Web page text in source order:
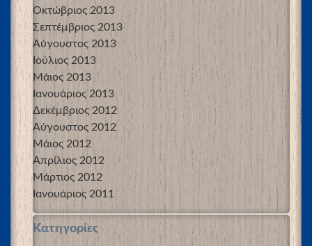
Οκτώβριος 2013
Σεπτέμβριος 2013
Αύγουστος 2013
Ιούλιος 2013
Μάιος 2013
Ιανουάριος 2013
Δεκέμβριος 2012
Αύγουστος 2012
Μάιος 2012
Απρίλιος 2012
Μάρτιος 2012
Ιανουάριος 2011
Kατηγορίες